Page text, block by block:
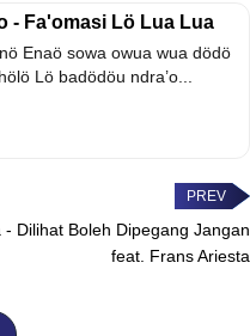
- Fa'omasi Lö Lua Lua
Enaö sowa owua wua dödö
Lö badödöu ndra’o...
Dilihat Boleh Dipegang Jangan
feat. Frans Ariesta